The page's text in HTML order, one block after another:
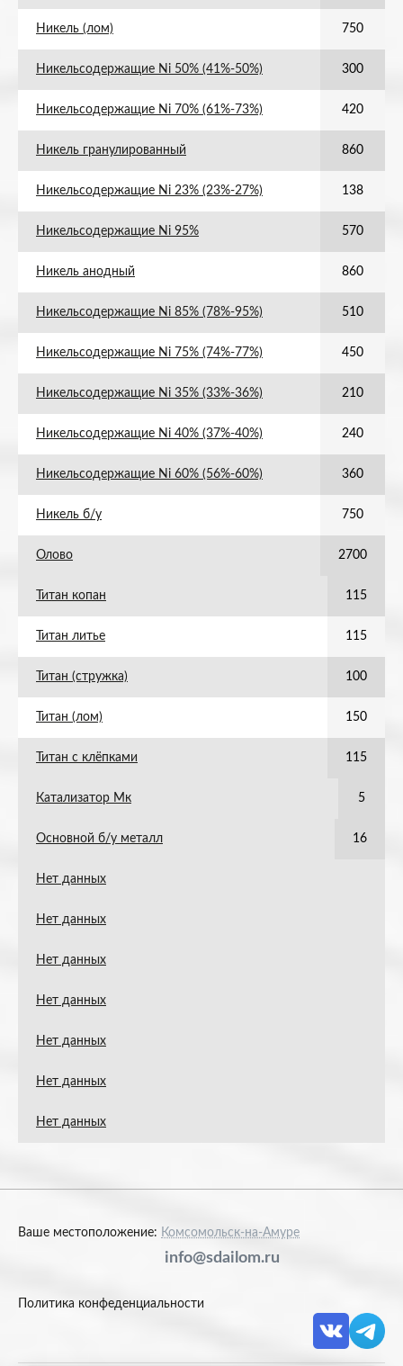
Никель (лом) 750
Никельсодержащие Ni 50% (41%-50%) 300
Никельсодержащие Ni 70% (61%-73%) 420
Никель гранулированный 860
Никельсодержащие Ni 23% (23%-27%) 138
Никельсодержащие Ni 95% 570
Никель анодный 860
Никельсодержащие Ni 85% (78%-95%) 510
Никельсодержащие Ni 75% (74%-77%) 450
Никельсодержащие Ni 35% (33%-36%) 210
Никельсодержащие Ni 40% (37%-40%) 240
Никельсодержащие Ni 60% (56%-60%) 360
Никель б/у 750
Олово 2700
Титан копан 115
Титан литье 115
Титан (стружка) 100
Титан (лом) 150
Титан с клёпками 115
Катализатор Мк 5
Основной б/у металл 16
Нет данных
Нет данных
Нет данных
Нет данных
Нет данных
Нет данных
Нет данных
Ваше местоположение: Комсомольск-на-Амуре
info@sdailom.ru
Политика конфеденциальности